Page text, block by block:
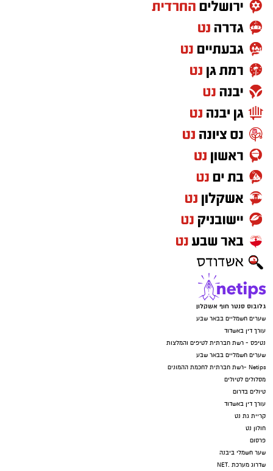
גלובוס סנטר חוף אשקלון
שערים חשמליים בבאר שבע
עורך דין באשדוד
נטיפס - רשת חברתית לטיפים והמלצות
שערים חשמליים בבאר שבע
Netips -רשת חברתית לחכמת ההמונים
מסלולים לטיולים
טיולים בדרום
עורך דין באשדוד
קריית גת נט
חולון נט
פרסום
שער חשמלי ביבנה
שדרוג מערכת .NET